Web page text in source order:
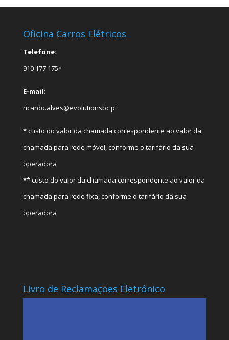
Oficina Carros Elétricos
Telefone:
910 177 175*
E-mail:
ricardo.alves@evolutionsbc.pt
* custo do valor da chamada correspondente ao valor da
chamada para rede móvel, conforme o tarifário da sua
operadora
** custo do valor da chamada correspondente ao valor da
chamada para rede fixa, conforme o tarifário da sua
operadora
Livro de Reclamações Eletrónico